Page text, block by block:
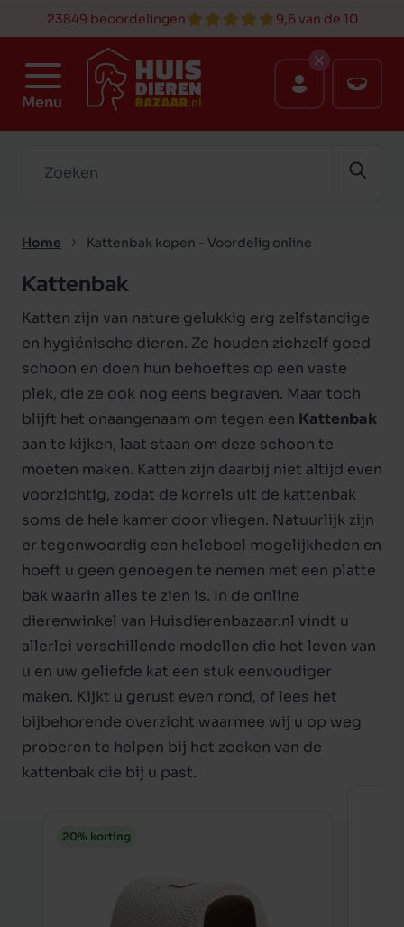
23849 beoordelingen 9,6 van de 10
Menu
Home Kattenbak kopen - Voordelig online
Kattenbak
Katten zijn van nature gelukkig erg zelfstandige
en hygiënische dieren. Ze houden zichzelf goed
schoon en doen hun behoeftes op een vaste
plek, die ze ook nog eens begraven. Maar toch
blijft het onaangenaam om tegen een Kattenbak
aan te kijken, laat staan om deze schoon te
moeten maken. Katten zijn daarbij niet altijd even
voorzichtig, zodat de korrels uit de kattenbak
soms de hele kamer door vliegen. Natuurlijk zijn
er tegenwoordig een heleboel mogelijkheden en
hoeft u geen genoegen te nemen met een platte
bak waarin alles te zien is. In de online
dierenwinkel van Huisdierenbazaar.nl vindt u
allerlei verschillende modellen die het leven van
u en uw geliefde kat een stuk eenvoudiger
maken. Kijkt u gerust even rond, of lees het
bijbehorende overzicht waarmee wij u op weg
proberen te helpen bij het zoeken van de
kattenbak die bij u past.
20% korting